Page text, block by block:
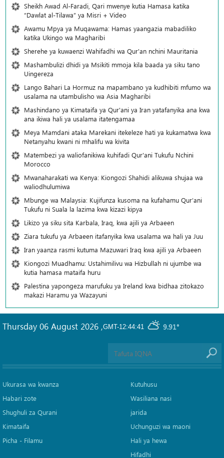
Sheikh Awad Al-Faradi, Qari mwenye kutia Hamasa katika
“Dawlat al-Tilawa” ya Misri + Video
Awamu Mpya ya Muqawama: Hamas yaangazia mabadiliko
katika Ukingo wa Magharibi
Sherehe ya kuwaenzi Wahifadhi wa Qur'an nchini Mauritania
Mashambulizi dhidi ya Msikiti mmoja kila baada ya siku tano
Uingereza
Lango Bahari La Hormuz na mapambano ya kudhibiti mfumo wa
usalama na utambulisho wa Asia Magharibi
Mashindano ya Kimataifa ya Qur'ani ya Iran yatafanyika ana kwa
ana ikiwa hali ya usalama itatengamaa
Meya Mamdani ataka Marekani itekeleze hati ya kukamatwa kwa
Netanyahu kwani ni mhalifu wa kivita
Matembezi ya waliofanikiwa kuhifadi Qur'ani Tukufu Nchini
Morocco
Mwanaharakati wa Kenya: Kiongozi Shahidi alikuwa shujaa wa
waliodhulumiwa
Mbunge wa Malaysia: Kujifunza kusoma na kufahamu Qur’ani
Tukufu ni Suala la lazima kwa kizazi kipya
Likizo ya siku sita Karbala, Iraq, kwa ajili ya Arbaeen
Ziara tukufu ya Arbaeen itafanyika kwa usalama wa hali ya Juu
Iran yaanza rasmi kutuma Mazuwari Iraq kwa ajili ya Arbaeen
Kiongozi Muadhamu: Ustahimilivu wa Hizbullah ni ujumbe wa
kutia hamasa mataifa huru
Palestina yapongeza marufuku ya Ireland kwa bidhaa zitokazo
makazi Haramu ya Wazayuni
GMT-12:44:41 9.91°
Thursday 06 August 2026 ,
Ukurasa wa kwanza
Habari zote
Shughuli za Qurani
Kimataifa
Picha‎ - Filamu‎
Kutuhusu
Wasiliana nasi
jarida
Uchunguzi wa maoni
Hali ya hewa
Hifadhi